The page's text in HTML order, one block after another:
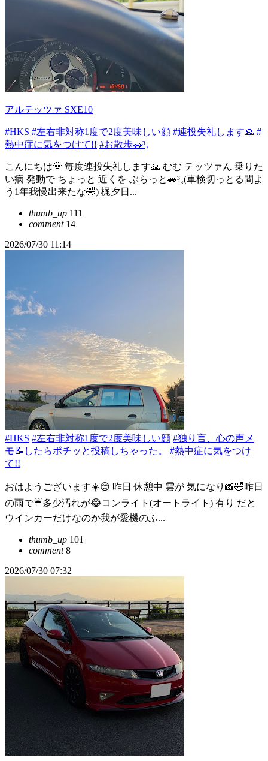
アルテッツァ SXE10
#HKS #左右非対称1度で2度美味しい顔 #連投失礼します🙏 #
熱中症に気をつけて!! #お散歩🚗³₃
こんにちは🌞 毎度連投失礼します🙏 むむ テッツァん 乗りた
い病 発動で ちょっと 近くを ぶらっと🚗³₃(車検切っとる間よ
う1年我慢出来たな🤣) 梶夕日...
thumb_up 111
comment14
2026/07/30 11:14
#HKS #左右非対称1度で2度美味しい顔 #独り言、心の声メ
モ📝したらポチッと投稿しちゃった。
#熱中症に気をつけ
て!!
おはようございます☀️😊 昨日 休憩中 雲が 気になり📸🤣昨日
の雨で☔多少汚れが😂コンライト(オートライト) 有り だと
ウインカーだけなのか我が愛機のふ...
thumb_up 101
comment8
2026/07/30 07:32